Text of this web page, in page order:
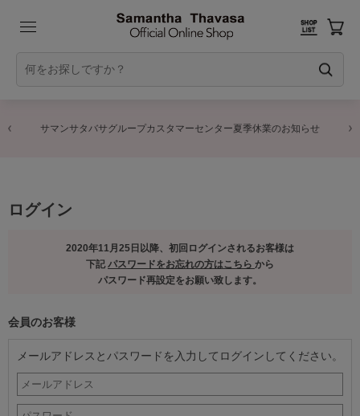
サマンサタバサグループカスタマーセンター夏季休業のお知らせ
ログイン
2020年11月25日以降、初回ログインされるお客様は
下記パスワードをお忘れの方はこちら から
パスワード再設定をお願い致します。
会員のお客様
メールアドレスとパスワードを入力してログインしてください。